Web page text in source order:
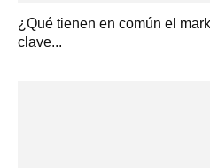
¿Qué tienen en común el
clave...